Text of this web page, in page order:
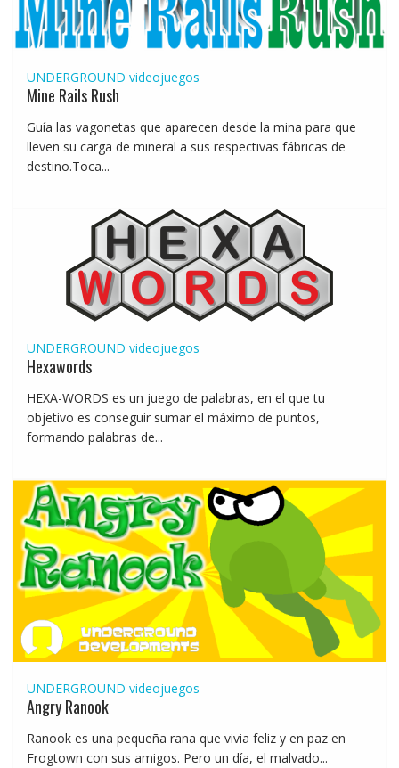
UNDERGROUND videojuegos
Mine Rails Rush
Guía las vagonetas que aparecen desde la mina para que
lleven su carga de mineral a sus respectivas fábricas de
destino.Toca...
UNDERGROUND videojuegos
Hexawords
HEXA-WORDS es un juego de palabras, en el que tu
objetivo es conseguir sumar el máximo de puntos,
formando palabras de...
UNDERGROUND videojuegos
Angry Ranook
Ranook es una pequeña rana que vivia feliz y en paz en
Frogtown con sus amigos. Pero un día, el malvado...